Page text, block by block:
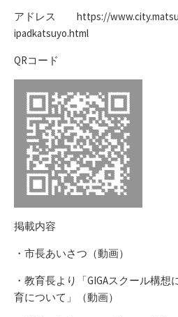
アドレス https://
ipadkatsuyo.html
QRコード
掲載内容
・市長あいさつ（動画）
・教育長より「GIGAスクール構
育について」（動画）